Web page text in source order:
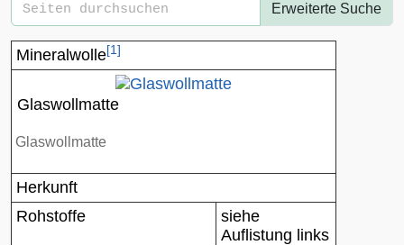
Erweiterte Suche
Mineralwolle[1]
Glaswollmatte
Glaswollmatte
Herkunft
Rohstoffe
siehe
Auflistung links